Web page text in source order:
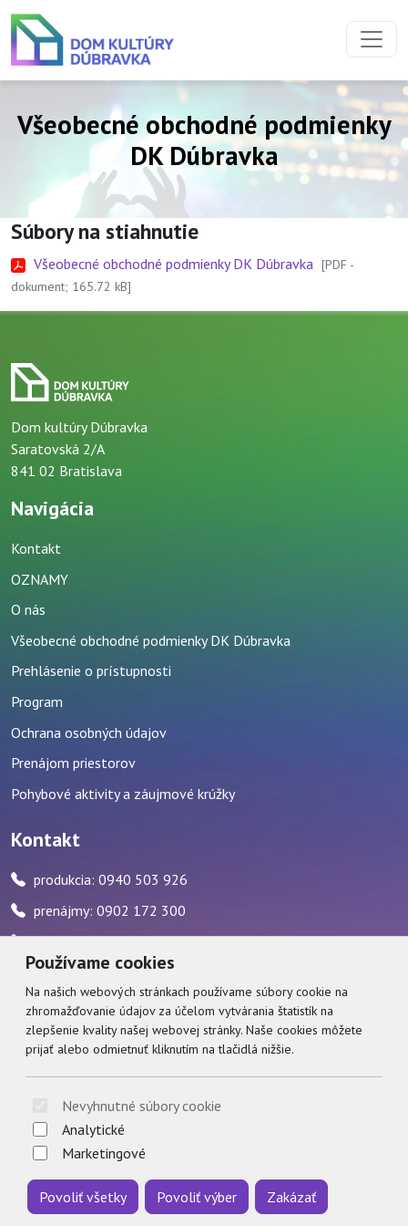
Preskočiť na obsah
Preskočiť na hlavné menu
Všeobecné obchodné podmienky
DK Dúbravka
Súbory na stiahnutie
Všeobecné obchodné podmienky DK Dúbravka [PDF -
dokument; 165.72 kB]
Používame cookies
Na našich webových stránkach používame súbory cookie na
zhromažďovanie údajov za účelom vytvárania štatistík na
zlepšenie kvality našej webovej stránky. Naše cookies môžete
prijať alebo odmietnuť kliknutím na tlačidlá nižšie.
Nevyhnutné súbory cookie
Analytické
Marketingové
Povoliť všetky Povoliť výber Zakázať
Dom kultúry Dúbravka
Saratovská 2/A
841 02 Bratislava
Navigácia
Kontakt
OZNAMY
O nás
Všeobecné obchodné podmienky DK Dúbravka
Prehlásenie o prístupnosti
Program
Ochrana osobných údajov
Prenájom priestorov
Pohybové aktivity a záujmové krúžky
Kontakt
produkcia: 0940 503 926
prenájmy: 0902 172 300
pokladňa: 0917 482 595 / počas stránkových hodín
zvukár: 0911 227 437
Social
Facebook
© 2026 Arrabella s.r.o., mayabella s.r.o., Všetky práva vyhradené.
Hosting: - Web: